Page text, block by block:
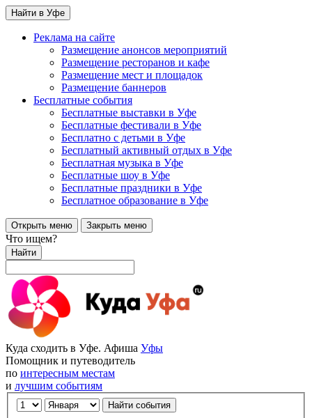
Найти в Уфе
Реклама на сайте
Размещение анонсов мероприятий
Размещение ресторанов и кафе
Размещение мест и площадок
Размещение баннеров
Бесплатные события
Бесплатные выставки в Уфе
Бесплатные фестивали в Уфе
Бесплатно с детьми в Уфе
Бесплатный активный отдых в Уфе
Бесплатная музыка в Уфе
Бесплатные шоу в Уфе
Бесплатные праздники в Уфе
Бесплатное образование в Уфе
Открыть меню Закрыть меню
Что ищем?
Найти
Куда сходить в Уфе. Афиша Уфы
Помощник и путеводитель
по интересным местам
и лучшим событиям